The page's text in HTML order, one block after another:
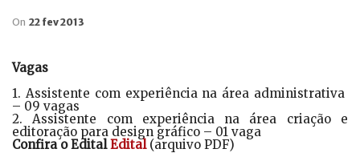
On 22 fev 2013
Vagas
1. Assistente com experiência na área administrativa
– 09 vagas
2. Assistente com experiência na área criação e
editoração para design gráfico – 01 vaga
Confira o Edital Edital(arquivo PDF)